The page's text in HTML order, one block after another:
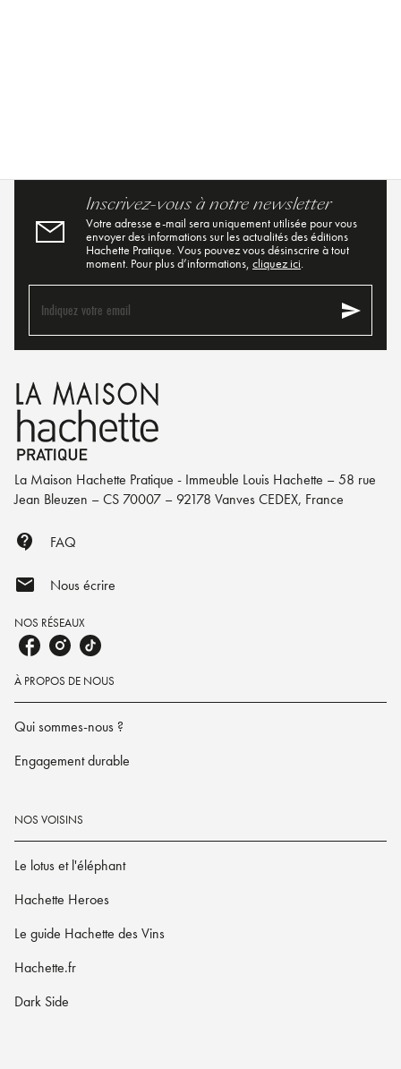
Inscrivez-vous à notre newsletter
Votre adresse e-mail sera uniquement utilisée pour vous
envoyer des informations sur les actualités des éditions
Hachette Pratique. Vous pouvez vous désinscrire à tout
moment. Pour plus d’informations, cliquez ici.
Indiquez votre email send
La Maison Hachette Pratique - Immeuble Louis Hachette – 58 rue
Jean Bleuzen – CS 70007 – 92178 Vanves CEDEX, France
contact_support FAQ
mail Nous écrire
NOS RÉSEAUX
À PROPOS DE NOUS
Qui sommes-nous ?
Engagement durable
NOS VOISINS
Le lotus et l'éléphant
Hachette Heroes
Le guide Hachette des Vins
Hachette.fr
Dark Side